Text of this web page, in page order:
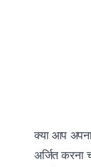
क्या आप
अर्जित